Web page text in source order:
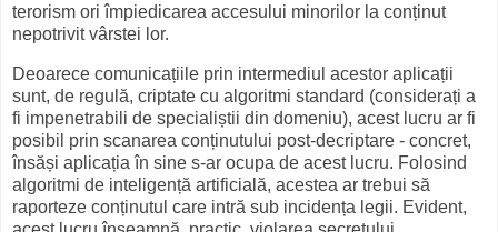
terorism ori împiedicarea accesului minorilor la conținut
nepotrivit vârstei lor.
Deoarece comunicațiile prin intermediul acestor aplicații
sunt, de regulă, criptate cu algoritmi standard (considerați a
fi impenetrabili de specialiștii din domeniu), acest lucru ar fi
posibil prin scanarea conținutului post-decriptare - concret,
însăși aplicația în sine s-ar ocupa de acest lucru. Folosind
algoritmi de inteligență artificială, acestea ar trebui să
raporteze conținutul care intră sub incidența legii. Evident,